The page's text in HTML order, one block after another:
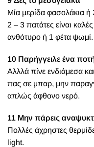
Μία μερίδα φασολάκια ή
2 – 3 πατάτες είναι
ανθότυρο ή 1 φέτα ψωμί.
10 Παρήγγειλε ένα
Αλλλά πίνε ενδιάμεσα
πας σε μπαρ, μην
απλώς άφθονο νερό.
11 Μην πάρεις
Πολλές άχρηστες
light.